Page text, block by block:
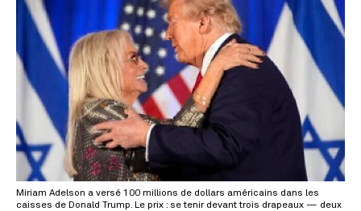
Miriam Adelson a versé 100 millions de dollars américains dans les
caisses de Donald Trump. Le prix : se tenir devant trois drapeaux — deux